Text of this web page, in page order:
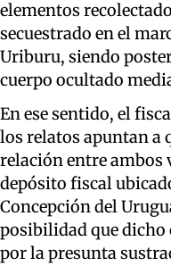
elementos
secuestrado en el
Uriburu, siendo
cuerpo ocultado
En ese sentido, el
los relatos apuntan a
relación entre ambos
depósito fiscal
Concepción del
posibilidad que dicho
por la presunta